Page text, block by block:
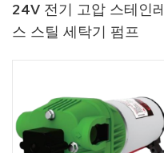
24V 전기 고압 스테인
스 스틸 세탁기 펌프